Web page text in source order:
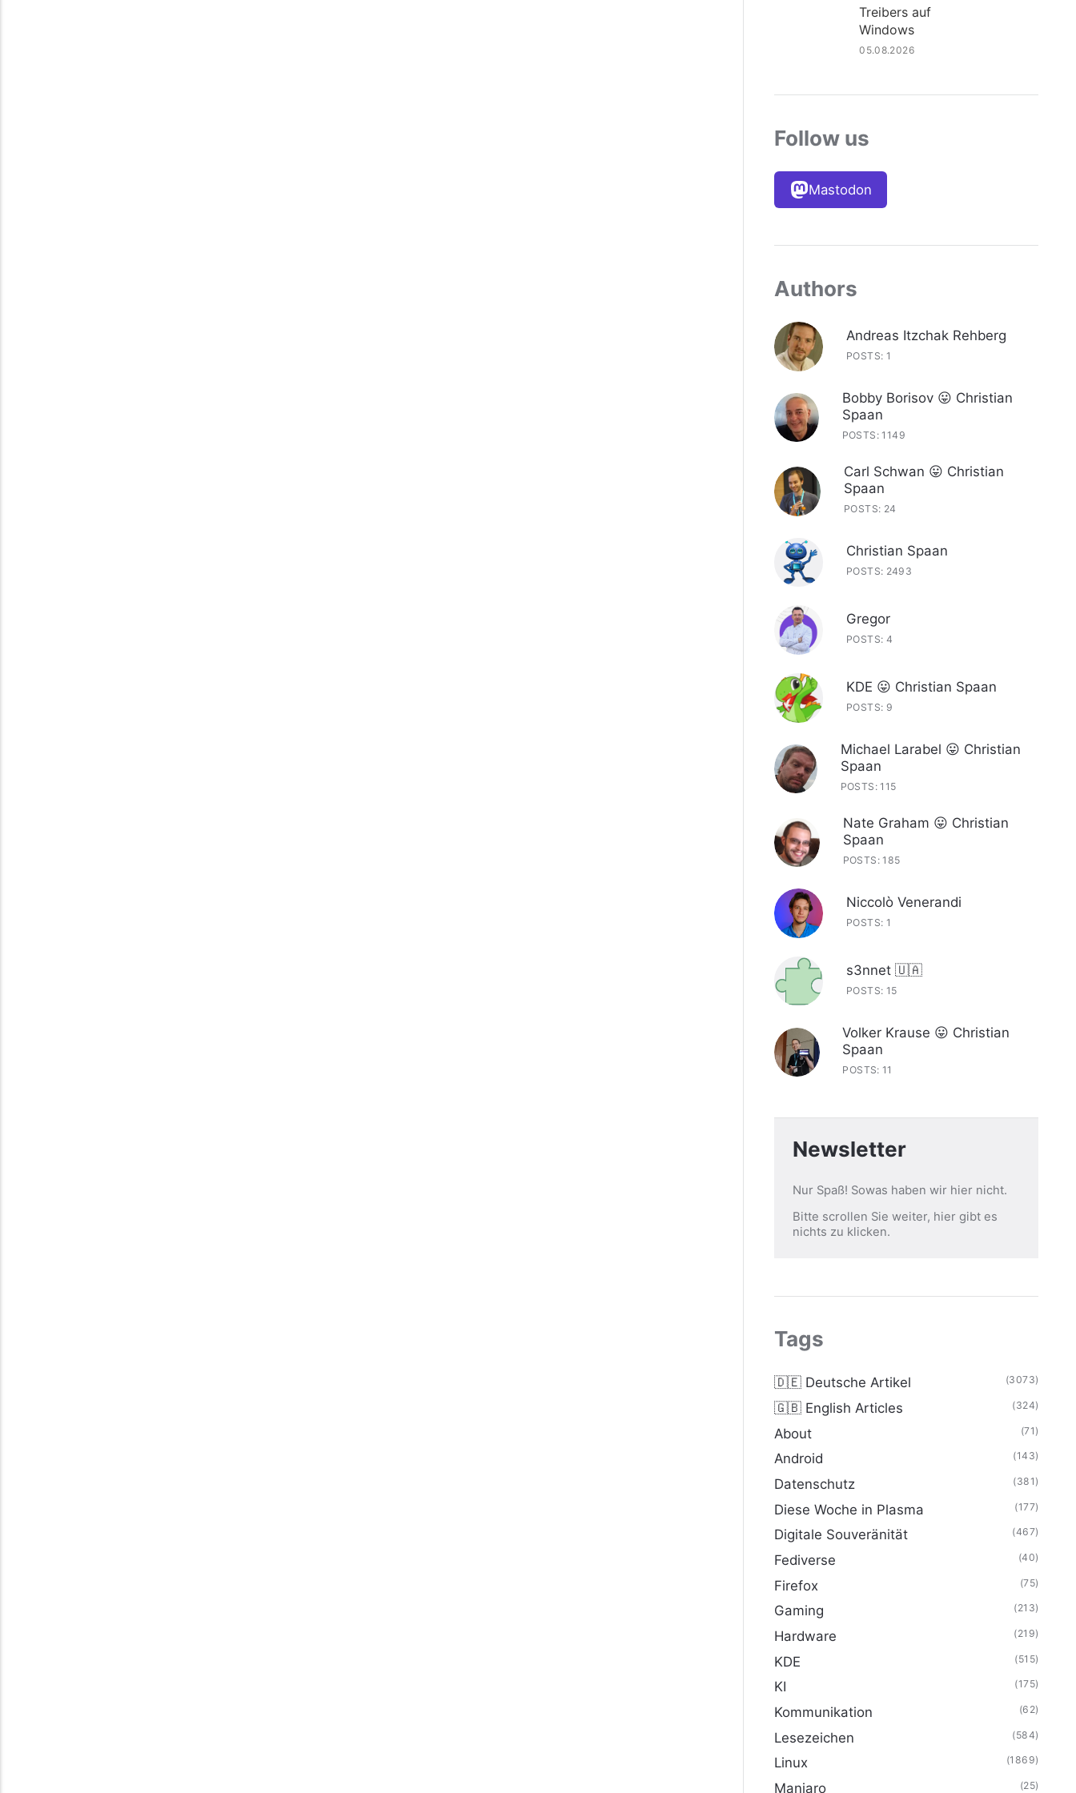
Treibers auf
Windows
05.08.2026
Follow us
Mastodon
Authors
Andreas Itzchak Rehberg
POSTS: 1
Bobby Borisov 😛 Christian
Spaan
POSTS: 1149
Carl Schwan 😛 Christian
Spaan
POSTS: 24
Christian Spaan
POSTS: 2493
Gregor
POSTS: 4
KDE 😛 Christian Spaan
POSTS: 9
Michael Larabel 😛 Christian
Spaan
POSTS: 115
Nate Graham 😛 Christian
Spaan
POSTS: 185
Niccolò Venerandi
POSTS: 1
s3nnet 🇺🇦
POSTS: 15
Volker Krause 😛 Christian
Spaan
POSTS: 11
Newsletter
Nur Spaß! Sowas haben wir hier nicht.
Bitte scrollen Sie weiter, hier gibt es
nichts zu klicken.
Tags
🇩🇪 Deutsche Artikel (3073)
🇬🇧 English Articles (324)
About (71)
Android (143)
Datenschutz (381)
Diese Woche in Plasma (177)
Digitale Souveränität (467)
Fediverse (40)
Firefox (75)
Gaming (213)
Hardware (219)
KDE (515)
KI (175)
Kommunikation (62)
Lesezeichen (584)
Linux (1869)
Manjaro (25)